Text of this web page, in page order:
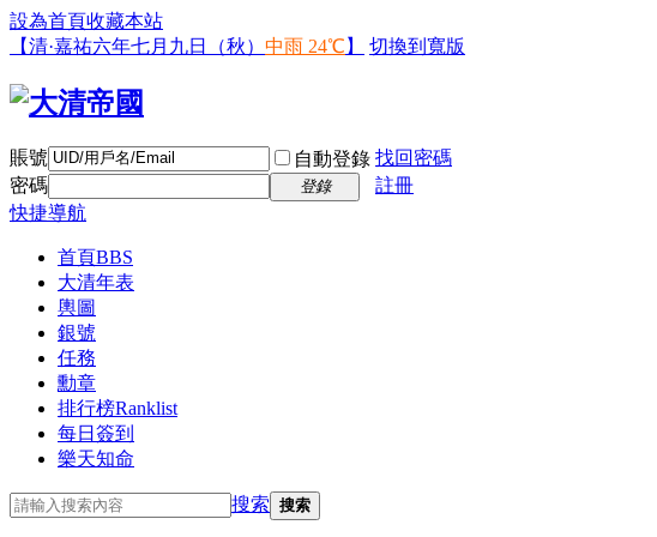
設為首頁收藏本站
【清·嘉祐六年七月九日（秋） 中雨 24℃ 】 切換到寬版
賬號 自動登錄 找回密碼
密碼
登錄
註冊
快捷導航
首頁BBS
大清年表
輿圖
銀號
任務
勳章
排行榜Ranklist
每日簽到
樂天知命
搜索 搜索